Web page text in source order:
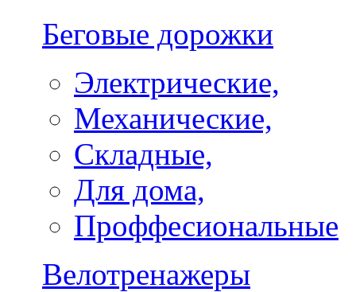
Беговые дорожки
Электрические,
Механические,
Складные,
Для дома,
Проффесиональные
Велотренажеры